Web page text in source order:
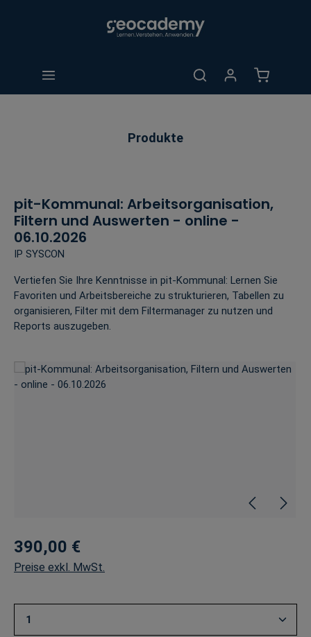
Produkte
pit-Kommunal: Arbeitsorganisation,
Filtern und Auswerten - online -
06.10.2026
IP SYSCON
Vertiefen Sie Ihre Kenntnisse in pit-Kommunal: Lernen Sie
Favoriten und Arbeitsbereiche zu strukturieren, Tabellen zu
organisieren, Filter mit dem Filtermanager zu nutzen und
Reports auszugeben.
Bildergalerie überspringen
390,00 €
Preise exkl. MwSt.
Produkt Anzahl: Gib den gewünschten Wert ein